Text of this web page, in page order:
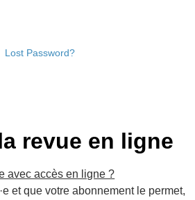
Lost Password?
revue en ligne
avec accès en ligne ?
et que votre abonnement le permet,